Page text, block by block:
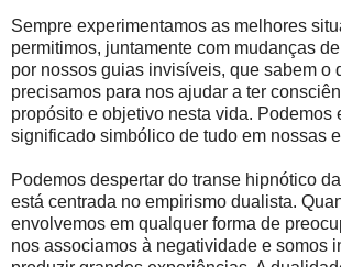
Sempre experimentamos as melhores
permitimos, juntamente com mudanças
por nossos guias invisíveis, que sabem o
precisamos para nos ajudar a ter
propósito e objetivo nesta vida. Podemos
significado simbólico de tudo em nossas
Podemos despertar do transe hipnótico
está centrada no empirismo dualista.
envolvemos em qualquer forma de
nos associamos à negatividade e somos